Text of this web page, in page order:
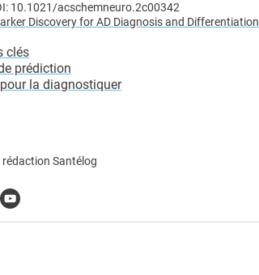
10.1021/acschemneuro.2c00342
Discovery for AD Diagnosis and Differentiation
clés
prédiction
la diagnostiquer
rédaction Santélog
Youtube